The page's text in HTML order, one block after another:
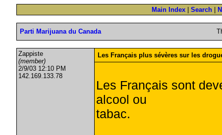
Main Index Search
Parti Marijuana du Canada
Zappiste
(member)
2/9/03 12:10 PM
142.169.133.78
Les Français plus sévères sur les
Les Français sont
alcool ou
tabac.